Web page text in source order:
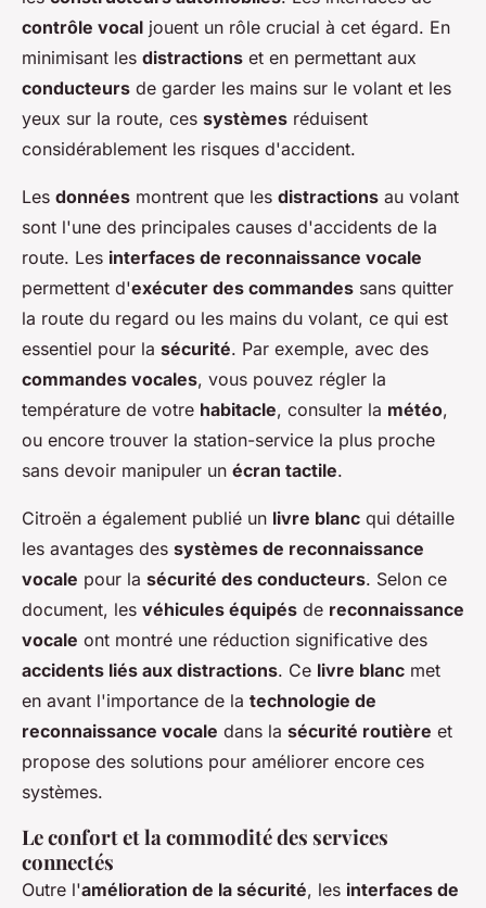
contrôle vocal jouent un rôle crucial à cet égard. En
minimisant les distractions et en permettant aux
conducteurs de garder les mains sur le volant et les
yeux sur la route, ces systèmes réduisent
considérablement les risques d'accident.
Les données montrent que les distractions au volant
sont l'une des principales causes d'accidents de la
route. Les interfaces de reconnaissance vocale
permettent d'exécuter des commandes sans quitter
la route du regard ou les mains du volant, ce qui est
essentiel pour la sécurité. Par exemple, avec des
commandes vocales, vous pouvez régler la
température de votre habitacle, consulter la météo,
ou encore trouver la station-service la plus proche
sans devoir manipuler un écran tactile.
Citroën a également publié un livre blanc qui détaille
les avantages des systèmes de reconnaissance
vocale pour la sécurité des conducteurs. Selon ce
document, les véhicules équipés de reconnaissance
vocale ont montré une réduction significative des
accidents liés aux distractions. Ce livre blanc met
en avant l'importance de la technologie de
reconnaissance vocale dans la sécurité routière et
propose des solutions pour améliorer encore ces
systèmes.
Le confort et la commodité des services
connectés
Outre l'amélioration de la sécurité, les interfaces de